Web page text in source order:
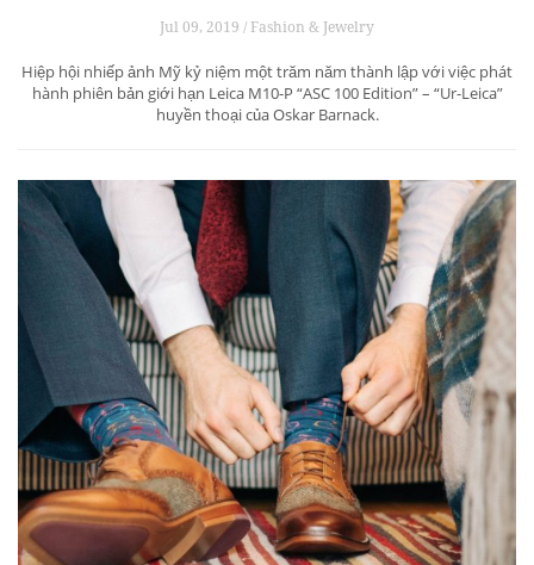
Jul 09, 2019 / Fashion & Jewelry
Hiệp hội nhiếp ảnh Mỹ kỷ niệm một trăm năm thành lập với việc phát
hành phiên bản giới hạn Leica M10-P “ASC 100 Edition” – “Ur-Leica”
huyền thoại của Oskar Barnack.